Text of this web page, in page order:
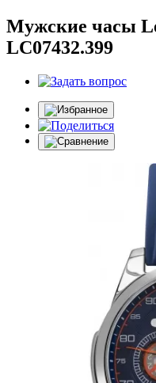
Мужские часы
LC07432.399